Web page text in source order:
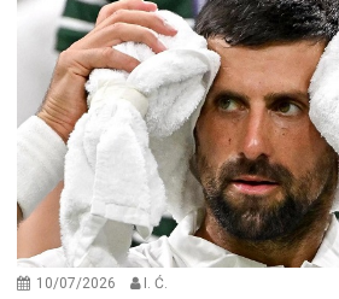
10/07/2026 I. Ć.